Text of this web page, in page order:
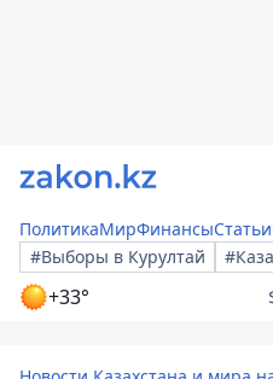
ПолитикаМирФинансыСтатьи
#Выборы в Курултай
+33°